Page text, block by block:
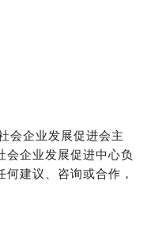
会企业发展促进会主
会企业发展促进中心负
建议、咨询或合作，